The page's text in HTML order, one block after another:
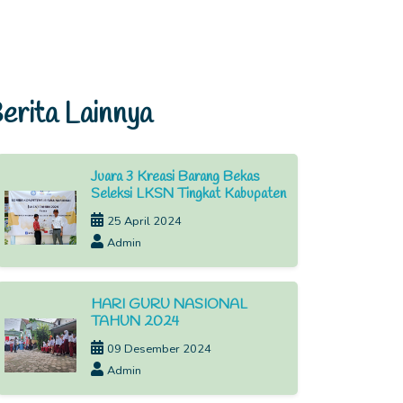
Lainnya
Juara 3 Kreasi Barang Bekas
Seleksi LKSN Tingkat Kabupaten
25 April 2024
Admin
HARI GURU NASIONAL
TAHUN 2024
09 Desember 2024
Admin